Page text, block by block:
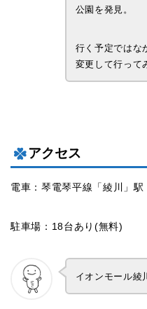
公園を発見。
行く予定ではな
変更して行って
アクセス
電車：琴電琴平線「綾川
駐車場：18台あり(無料)
イオンモール綾